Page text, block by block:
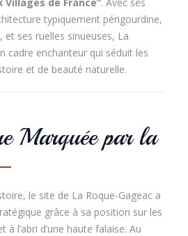
typiquement périgourdine,
ses ruelles sinueuses, La
cadre enchanteur qui séduit les
et de beauté naturelle.
Marquée par la
le site de La Roque-Gageac a
grâce à sa position sur les
l’abri d’une haute falaise. Au